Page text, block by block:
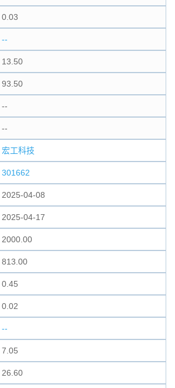
0.03
--
13.50
93.50
--
--
宏工科技
301662
2025-04-08
2025-04-17
2000.00
813.00
0.45
0.02
--
7.05
26.60